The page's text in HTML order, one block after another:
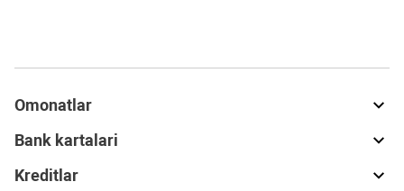
Omonatlar
Bank kartalari
Kreditlar